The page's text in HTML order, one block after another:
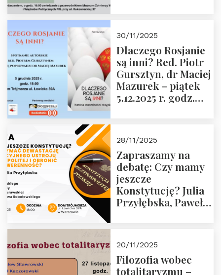
zwiedzanie
Muzeum Żołnierzy
Wyklętych i
Więźniów
Politycznych PRL o
godz. 16:00 – 19
30/11/2025
Dlaczego Rosjanie
są inni? Red. Piotr
Gursztyn, dr Maciej
Mazurek – piątek
5.12.2025 r. godz.
28/11/2025
Zapraszamy na
debatę: Czy mamy
jeszcze
Konstytucję? Julia
Przyłębska, Paweł
Przemysław
Sobolewski – 4
20/11/2025
Filozofia wobec
totalitaryzmu –